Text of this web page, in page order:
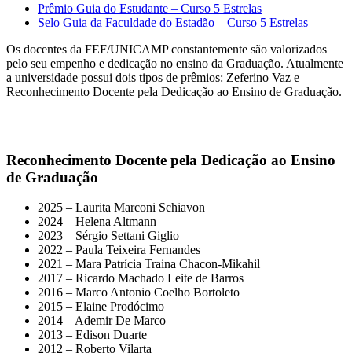
Prêmio Guia do Estudante – Curso 5 Estrelas
Selo Guia da Faculdade do Estadão – Curso 5 Estrelas
Os docentes da FEF/UNICAMP constantemente são valorizados
pelo seu empenho e dedicação no ensino da Graduação. Atualmente
a universidade possui dois tipos de prêmios: Zeferino Vaz e
Reconhecimento Docente pela Dedicação ao Ensino de Graduação.
Reconhecimento Docente pela Dedicação ao Ensino
de Graduação
2025 – Laurita Marconi Schiavon
2024 – Helena Altmann
2023 – Sérgio Settani Giglio
2022 – Paula Teixeira Fernandes
2021 – Mara Patrícia Traina Chacon-Mikahil
2017 – Ricardo Machado Leite de Barros
2016 – Marco Antonio Coelho Bortoleto
2015 – Elaine Prodócimo
2014 – Ademir De Marco
2013 – Edison Duarte
2012 – Roberto Vilarta